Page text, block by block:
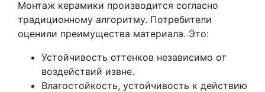
Монтаж керамики производится согласно
традиционному алгоритму. Потребители
оценили преимущества материала. Это:
Устойчивость оттенков независимо от
воздействий извне.
Влагостойкость, устойчивость к действию